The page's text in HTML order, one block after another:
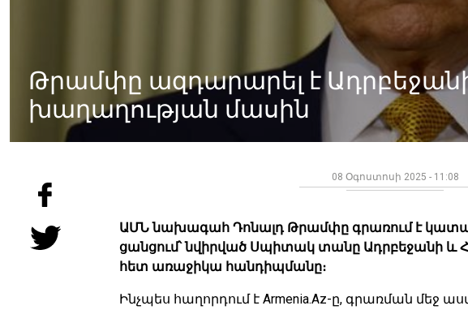
Թրամփը ազդարարել է
խաղաղության մասին
08 Օգոստոսի 2025 - 11:08
ԱՄՆ նախագահ Դոնալդ Թրամփը գրառում է
ցանցում՝ նվիրված Սպիտակ տանը Ադրբեջանի և
հետ առաջիկա հանդիպմանը։
Ինչպես հաղորդում է Armenia.Az-ը, գրառման մեջ